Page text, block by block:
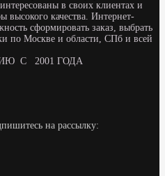
в своих клиентах и
высокого качества. Интернет-
сформировать заказ, выбрать
по Москве и области, СПб и всей
С 2001 ГОДА
на рассылку: